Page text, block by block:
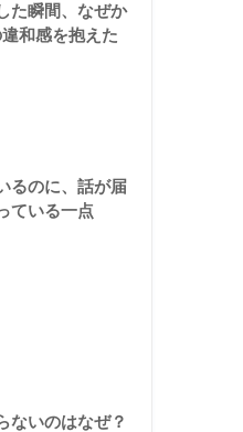
た瞬間、なぜか
和感を抱えた
るのに、話が届
ている一点
ないのはなぜ？